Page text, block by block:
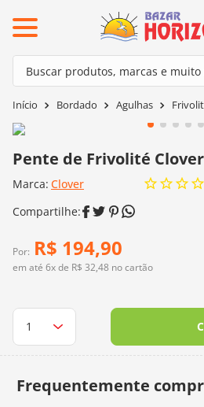
Buscar produtos, marcas e
Bordado Agulhas
Pente de Frivolité
Marca: Clover
Por: R$ 194,90
em até 6x de R$ 32,48 no cartão
Termos mais buscados
kit amigurumi
agulha crochê
º euroroma
batik
9º charme
mais buscados
barroco
mollet
kit amigurumi
agulha crochê
fio amigurumi
euroroma
lã cisne
batik
dmc